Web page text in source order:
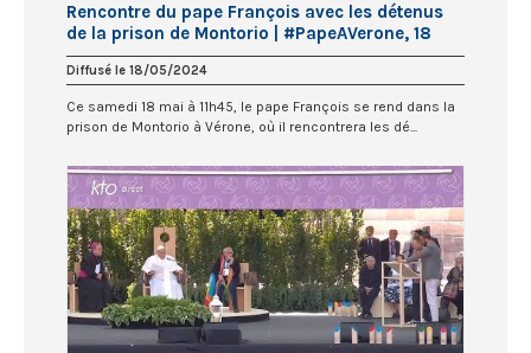
Rencontre du pape François avec les détenus
de la prison de Montorio | #PapeAVerone, 18
mai 2024
Diffusé le 18/05/2024
Ce samedi 18 mai à 11h45, le pape François se rend dans la
prison de Montorio à Vérone, où il rencontrera les dé...